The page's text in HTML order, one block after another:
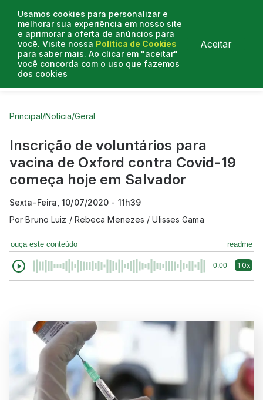
Usamos cookies para personalizar e
melhorar sua experiência em nosso site
e aprimorar a oferta de anúncios para
você. Visite nossa Política de Cookies
para saber mais. Ao clicar em "aceitar"
você concorda com o uso que fazemos
dos cookies
Aceitar
Curtas do Poder
Principal/Notícia/Geral
Inscrição de voluntários para
vacina de Oxford contra Covid-19
começa hoje em Salvador
Sexta-Feira, 10/07/2020 - 11h39
PorBruno Luiz / Rebeca Menezes / Ulisses Gama
ouça este conteúdo readme
0:00 1.0x